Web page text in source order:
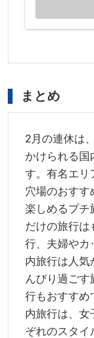
まとめ
2月の連休は
かけられる国
す。有名エリ
穴場のおすす
楽しめるプチ
だけの旅行は
行、夫婦やカ
内旅行は人気
んびり過ごす
行もおすすめ
内旅行は、女
ぞれのスタイ